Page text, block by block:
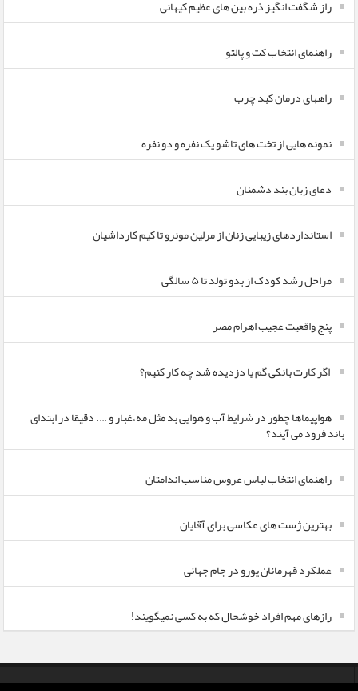
راز شگفت انگیز ذره بین های عظیم کیهانی
راهنمای انتخاب کت و پالتو
راههای درمان کبد چرب
نمونه هایی از تخت های تاشو یک نفره و دو نفره
دعای زبان بند دشمنان
استانداردهای زیبایی زنان از مرلین مونرو تا کیم کارداشیان
مراحل رشد کودک از بدو تولد تا ۵ سالگی
پنج واقعیت عجیب اهرام مصر
اگر کارت بانکی گم یا دزدیده شد چه کار کنیم؟
هواپیماها چطور در شرایط آب و هوایی بد مثل مه،غبار و …. دقیقا در ابتدای
باند فرود می آیند؟
راهنمای انتخاب لباس عروس مناسب اندامتان
بهترین ژست های عکاسی برای آقایان
عملکرد قهرمانان یورو در جام جهانی
رازهای مهم افراد خوشحال که به کسی نمیگویند!